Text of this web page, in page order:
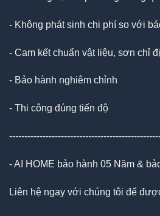
- Không phát sinh chi phí so với
- Cam kết chuẩn vật liệu, sơn chỉ
- Bảo hành nghiêm chỉnh
- Thi công đúng tiến độ
- AI HOME bảo hành 05 Năm &
Liên hệ ngay với chúng tôi để